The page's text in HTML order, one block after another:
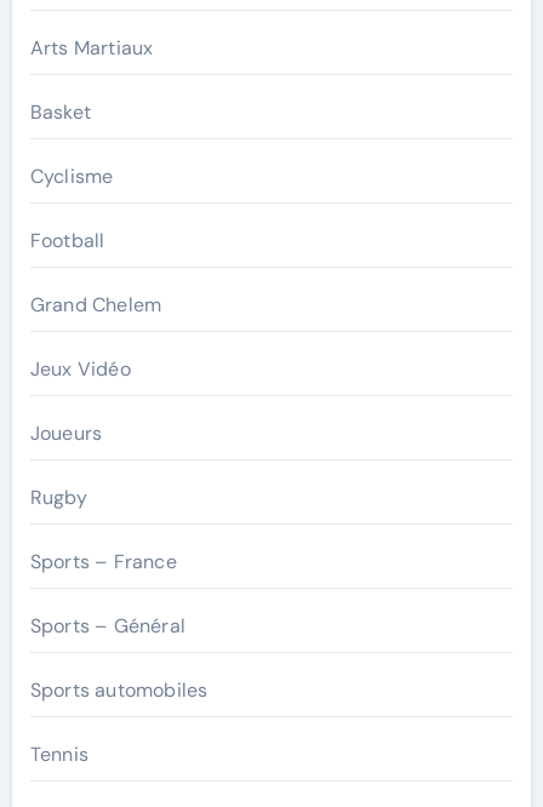
Arts Martiaux
Basket
Cyclisme
Football
Grand Chelem
Jeux Vidéo
Joueurs
Rugby
Sports – France
Sports – Général
Sports automobiles
Tennis